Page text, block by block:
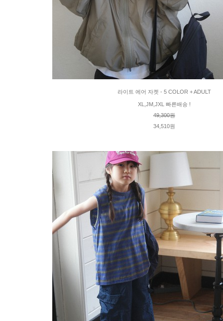
라이트 에어 자켓 - 5 COLOR + ADULT
XL,JM,JXL 빠른배송 !
49,300원
34,510원